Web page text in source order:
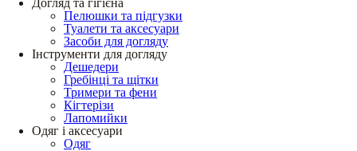
Догляд та гігієна
Пелюшки та підгузки
Туалети та аксесуари
Засоби для догляду
Інструменти для догляду
Дешедери
Гребінці та щітки
Тримери та фени
Кігтерізи
Лапомийки
Одяг і аксесуари
Одяг